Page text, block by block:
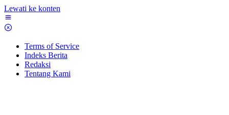
Lewati ke konten
Terms of Service
Indeks Berita
Redaksi
Tentang Kami